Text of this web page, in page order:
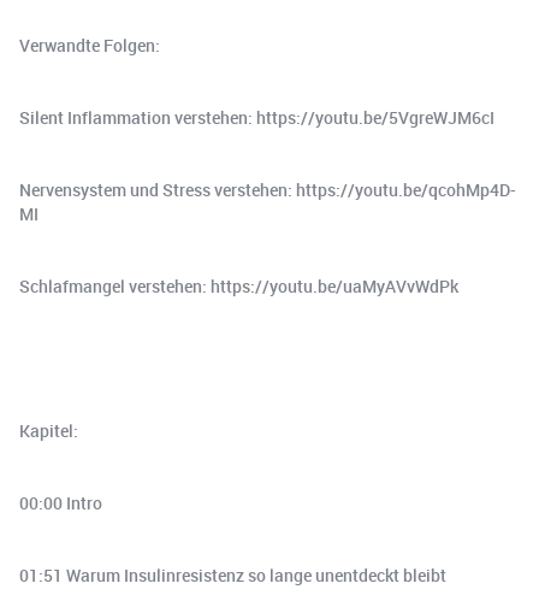
Verwandte Folgen:
Silent Inflammation verstehen: https://youtu.be/5VgreWJM6cI
Nervensystem und Stress verstehen: https://youtu.be/qcohMp4D-
MI
Schlafmangel verstehen: https://youtu.be/uaMyAVvWdPk
Kapitel:
00:00 Intro
01:51 Warum Insulinresistenz so lange unentdeckt bleibt